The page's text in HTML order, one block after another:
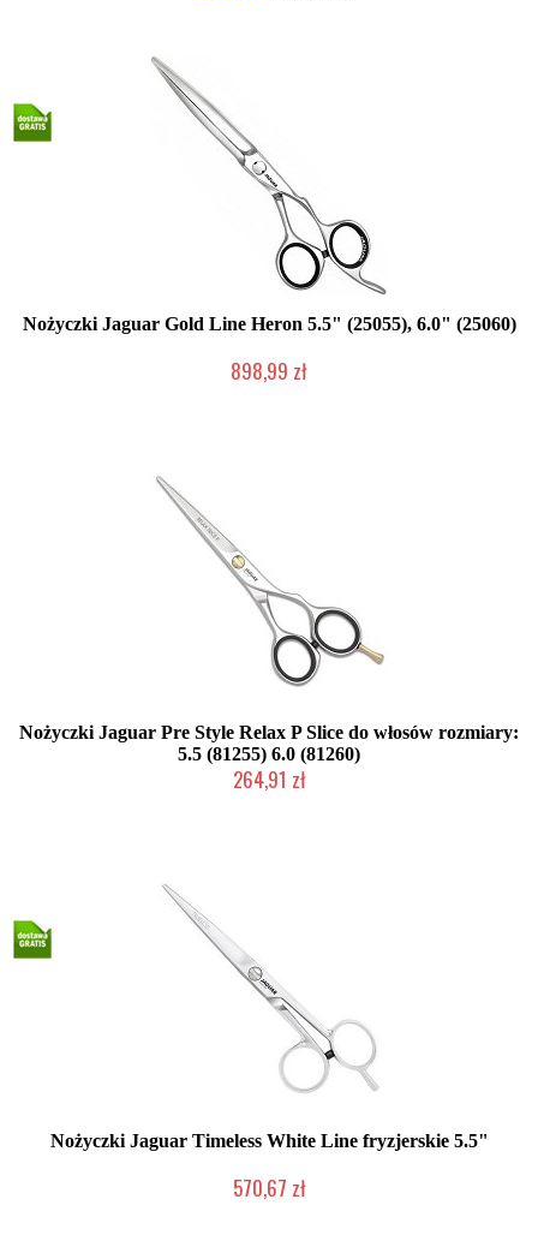
Nożyczki Jaguar Gold Line Heron 5.5" (25055), 6.0" (25060)
898,99 zł
Nożyczki Jaguar Pre Style Relax P Slice do włosów rozmiary:
5.5 (81255) 6.0 (81260)
264,91 zł
Nożyczki Jaguar Timeless White Line fryzjerskie 5.5"
570,67 zł